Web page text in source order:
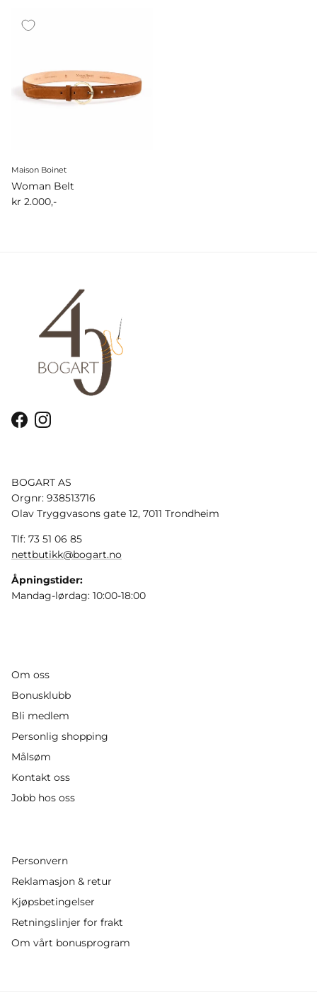
Maison Boinet
Woman Belt
kr 2.000,-
FacebookInstagram
BOGART AS
Orgnr: 938513716
Olav Tryggvasons gate 12, 7011 Trondheim
Tlf: 73 51 06 85
nettbutikk@bogart.no
Åpningstider:
Mandag-lørdag: 10:00-18:00
Om oss
Bonusklubb
Bli medlem
Personlig shopping
Målsøm
Kontakt oss
Jobb hos oss
Personvern
Reklamasjon & retur
Kjøpsbetingelser
Retningslinjer for frakt
Om vårt bonusprogram